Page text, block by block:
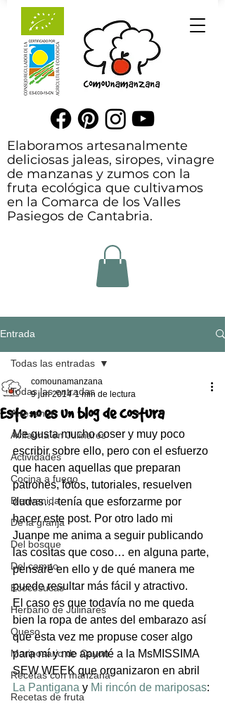
Elaboramos artesanalmente
deliciosas jaleas, siropes, vinagre
de manzanas y zumos con la
fruta ecológica que cultivamos
en la Comarca de los Valles
Pasiegos de Cantabria.
Entrada
Todas las entradas
Artesanía
Avifauna en Julinares
Actividades
Cocina a fuego
Bienvenida
De la granja
Del bosque
Del campo
Ecocosucas
Herbario de Julinares
Queso
Mariposario de Cayon
Recetas con manzana
Recetas de fruta
Todas las entradas
Este no es un blog de costura
comounamanzana
9 jun 2014 1 min de lectura
Me gusta mucho coser y muy poco
escribir sobre ello, pero con el esfuerzo
que hacen aquellas que preparan
patrones, fotos, tutoriales, resuelven
dudas… tenía que esforzarme por
hacer este post. Por otro lado mi
Juanpe me anima a seguir publicando
las cositas que coso… en alguna parte,
pensaré en ello y de qué manera me
puede resultar más fácil y atractivo.
El caso es que todavía no me queda
bien la ropa de antes del embarazo así
que esta vez me propuse coser algo
para mí y me apunté a la MsMISSIMA
SEW WEEK que organizaron en abril
La Pantigana y Mi rincón de mariposas: